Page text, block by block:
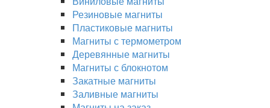
Резиновые магниты
Пластиковые магниты
Магниты с термометром
Деревянные магниты
Магниты с блокнотом
Закатные магниты
Заливные магниты